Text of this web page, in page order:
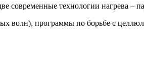
современные технологии нагрева –
волн), программы по борьбе с